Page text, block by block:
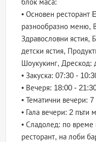
блок маса:
• Основен ресторант
разнообразно меню,
Здравословни ястия,
детски ястия,
Шоукукинг, Дрескод:
• Закуска: 07:30 -
• Вечеря: 18:00 -
• Тематични вечери:
• Гала вечери: 2 пъти
• Сладолед: по време
ресторант, на лоби